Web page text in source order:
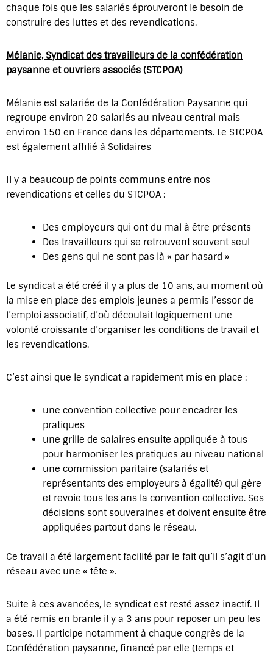
chaque fois que les salariés éprouveront le besoin de
construire des luttes et des revendications.
Mélanie, Syndicat des travailleurs de la confédération
paysanne et ouvriers associés (STCPOA)
Mélanie est salariée de la Confédération Paysanne qui
regroupe environ 20 salariés au niveau central mais
environ 150 en France dans les départements. Le STCPOA
est également affilié à Solidaires
Il y a beaucoup de points communs entre nos
revendications et celles du STCPOA :
Des employeurs qui ont du mal à être présents
Des travailleurs qui se retrouvent souvent seul
Des gens qui ne sont pas là « par hasard »
Le syndicat a été créé il y a plus de 10 ans, au moment où
la mise en place des emplois jeunes a permis l’essor de
l’emploi associatif, d’où découlait logiquement une
volonté croissante d’organiser les conditions de travail et
les revendications.
C’est ainsi que le syndicat a rapidement mis en place :
une convention collective pour encadrer les
pratiques
une grille de salaires ensuite appliquée à tous
pour harmoniser les pratiques au niveau national
une commission paritaire (salariés et
représentants des employeurs à égalité) qui gère
et revoie tous les ans la convention collective. Ses
décisions sont souveraines et doivent ensuite être
appliquées partout dans le réseau.
Ce travail a été largement facilité par le fait qu’il s’agit d’un
réseau avec une « tête ».
Suite à ces avancées, le syndicat est resté assez inactif. Il
a été remis en branle il y a 3 ans pour reposer un peu les
bases. Il participe notamment à chaque congrès de la
Confédération paysanne, financé par elle (temps et